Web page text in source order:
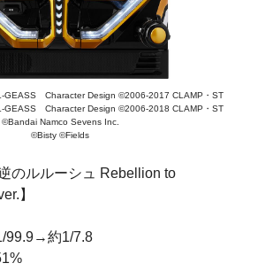
GEASS Character Design ©2006-2017 CLAMP・ST
GEASS Character Design ©2006-2018 CLAMP・ST
©Bandai Namco Sevens Inc.
©Bisty ©Fields
のルルーシュ Rebellion to
】
99.9→約1/7.8